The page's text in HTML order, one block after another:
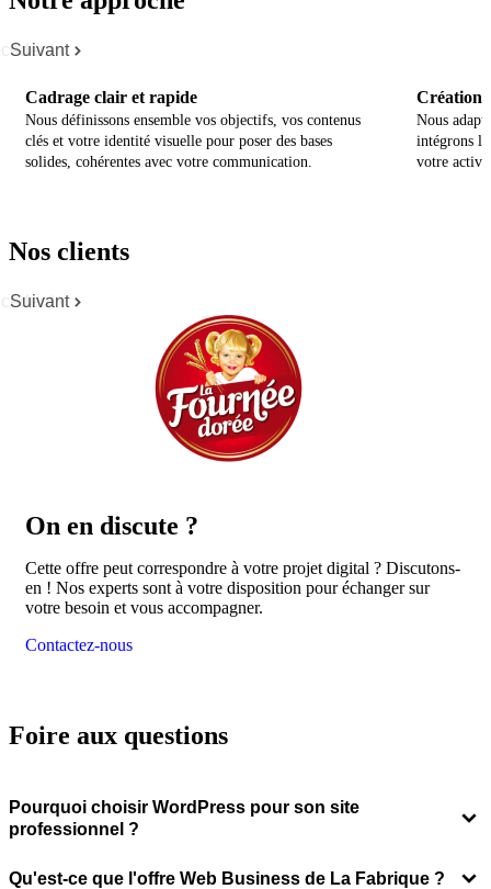
Suivant
Cadrage clair et rapide
Nous définissons ensemble vos objectifs, vos contenus
clés et votre identité visuelle pour poser des bases
solides, cohérentes avec votre communication.
Création
Nous
intégrons
votre
Nos clients
Suivant
On en discute ?
Cette offre peut correspondre à votre projet digital ? Discutons-
en ! Nos experts sont à votre disposition pour échanger sur
votre besoin et vous accompagner.
Contactez-nous
Foire aux questions
Pourquoi choisir WordPress pour son site
professionnel ?
Qu'est-ce que l'offre Web Business de La Fabrique ?